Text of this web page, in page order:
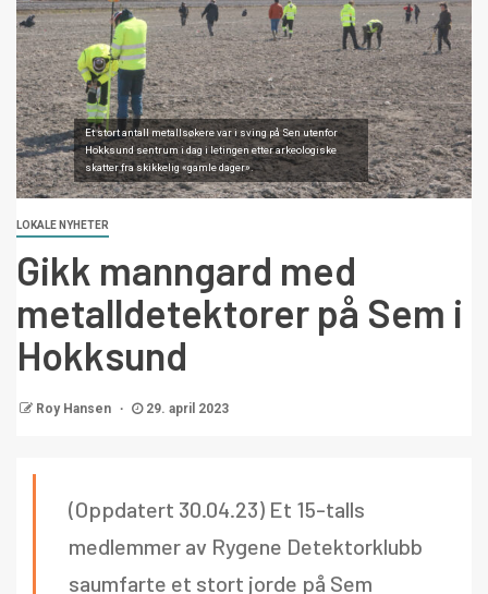
Et stort antall metallsøkere var i sving på Sen utenfor
Hokksund sentrum i dag i letingen etter arkeologiske
skatter fra skikkelig «gamle dager».
LOKALE NYHETER
Gikk manngard med
metalldetektorer på Sem i
Hokksund
Roy Hansen 29. april 2023
(Oppdatert 30.04.23) Et 15-talls
medlemmer av Rygene Detektorklubb
saumfarte et stort jorde på Sem